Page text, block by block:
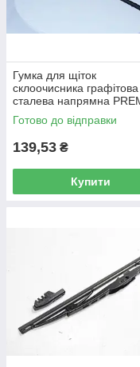
Гумка для щіток
склоочисника графітова
сталева напрямна
24"/600 мм. CARWAY
Готово до відправки
139,53 ₴
Купити